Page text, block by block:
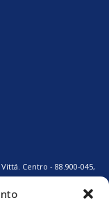
Centro - 88.900-045,